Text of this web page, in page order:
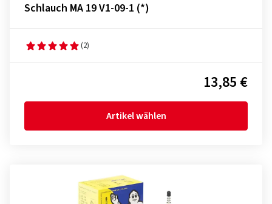
Schlauch MA 19 V1-09-1 (*)
(2)
13,85 €
Artikel wählen